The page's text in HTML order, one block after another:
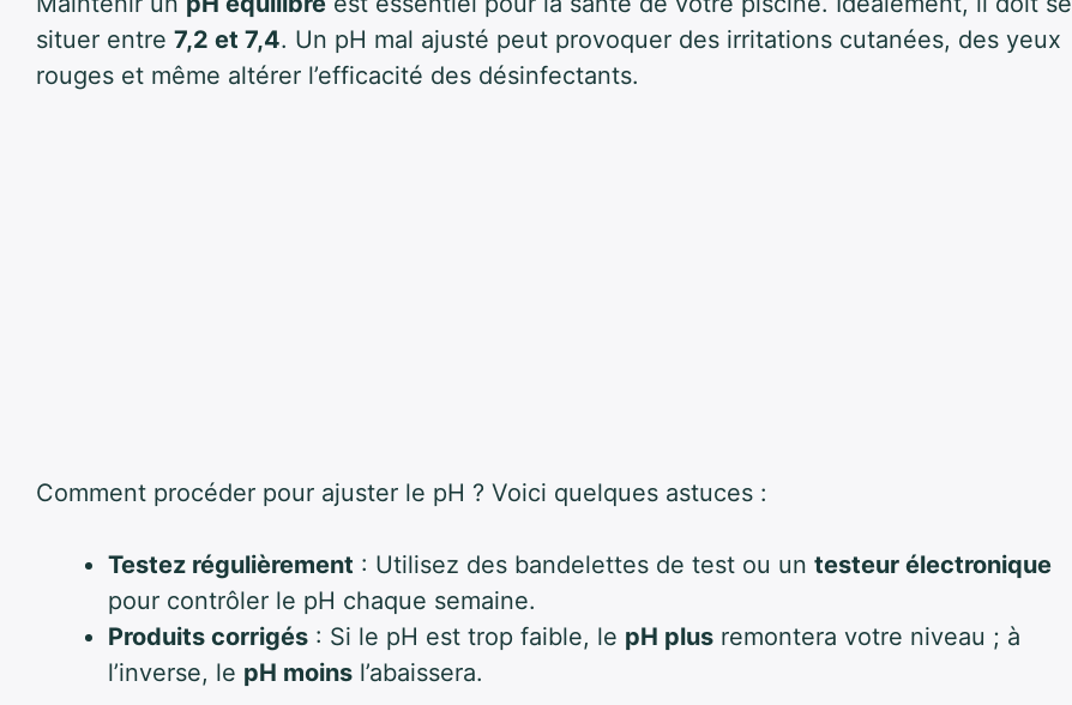
situer entre 7,2 et 7,4. Un pH mal ajusté peut provoquer des irritations cutanées, des yeux
rouges et même altérer l’efficacité des désinfectants.
Comment procéder pour ajuster le pH ? Voici quelques astuces :
Testez régulièrement : Utilisez des bandelettes de test ou un testeur électronique
pour contrôler le pH chaque semaine.
Produits corrigés : Si le pH est trop faible, le pH plus remontera votre niveau ; à
l’inverse, le pH moins l’abaissera.